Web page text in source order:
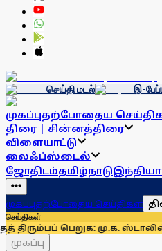
செய்தி மடல் இ-
முகப்புதற்போதைய
திரை | சின்னத்திரை
விளையாட்டு
லைஃப்ஸ்டைல்
ஜோதிடம்தமிழ்நாடுஇந்தியா
முகப்புதற்போதைய செய்திகள்
செய்திகள்
பெறுக: மு.க. ஸ்டாலின்
முகப்பு